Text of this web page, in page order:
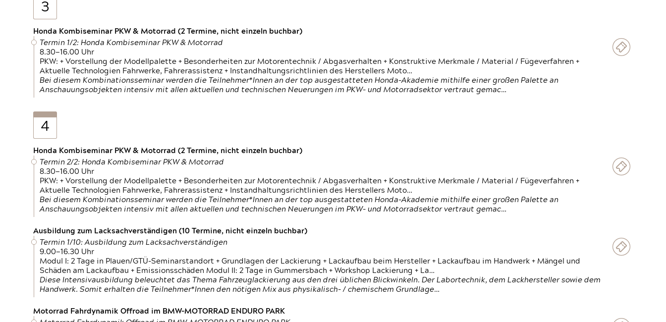
3
Honda Kombiseminar PKW & Motorrad (2 Termine, nicht einzeln buchbar)
Termin 1/2: Honda Kombiseminar PKW & Motorrad
8.30—16.00 Uhr
PKW: + Vorstellung der Modellpalette + Besonderheiten zur Motorentechnik / Abgasverhalten + Konstruktive Merkmale / Material / Fügeverfahren +
Aktuelle Technologien Fahrwerke, Fahrerassistenz + Instandhaltungsrichtlinien des Herstellers Moto…
Bei diesem Kombinationsseminar werden die Teilnehmer*Innen an der top ausgestatteten Honda-Akademie mithilfe einer großen Palette an
Anschauungsobjekten intensiv mit allen aktuellen und technischen Neuerungen im PKW- und Motorradsektor vertraut gemac…
4
Honda Kombiseminar PKW & Motorrad (2 Termine, nicht einzeln buchbar)
Termin 2/2: Honda Kombiseminar PKW & Motorrad
8.30—16.00 Uhr
PKW: + Vorstellung der Modellpalette + Besonderheiten zur Motorentechnik / Abgasverhalten + Konstruktive Merkmale / Material / Fügeverfahren +
Aktuelle Technologien Fahrwerke, Fahrerassistenz + Instandhaltungsrichtlinien des Herstellers Moto…
Bei diesem Kombinationsseminar werden die Teilnehmer*Innen an der top ausgestatteten Honda-Akademie mithilfe einer großen Palette an
Anschauungsobjekten intensiv mit allen aktuellen und technischen Neuerungen im PKW- und Motorradsektor vertraut gemac…
Ausbildung zum Lacksachverständigen (10 Termine, nicht einzeln buchbar)
Termin 1/10: Ausbildung zum Lacksachverständigen
9.00—16.30 Uhr
Modul I: 2 Tage in Plauen/GTÜ-Seminarstandort + Grundlagen der Lackierung + Lackaufbau beim Hersteller + Lackaufbau im Handwerk + Mängel und
Schäden am Lackaufbau + Emissionsschäden Modul II: 2 Tage in Gummersbach + Workshop Lackierung + La…
Diese Intensivausbildung beleuchtet das Thema Fahrzeuglackierung aus den drei üblichen Blickwinkeln. Der Labortechnik, dem Lackhersteller sowie dem
Handwerk. Somit erhalten die Teilnehmer*Innen den nötigen Mix aus physikalisch- / chemischem Grundlage…
Motorrad Fahrdynamik Offroad im BMW-MOTORRAD ENDURO PARK